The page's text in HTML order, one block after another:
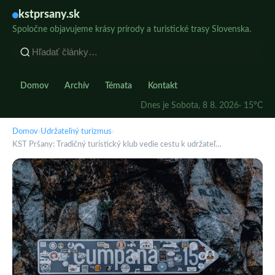
kstprsany.sk
Spoločne objavujeme krásy prírody a turistické trasy Slovenska.
Domov Archív Témata Kontakt
Dnes je Sobota, 8 8. 2026· 15°C
Domov›Udržateľný turizmus›
KST Pršany: Tradičný turistický klub vedie cestu k udržateľ…